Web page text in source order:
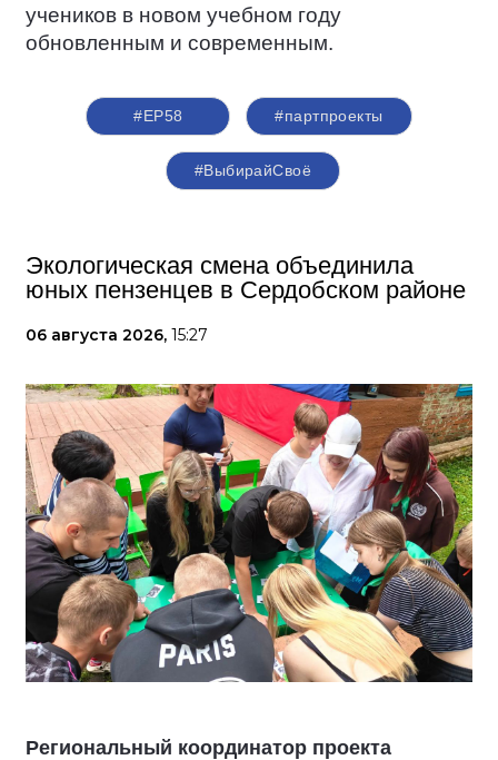
учеников в новом учебном году
обновленным и современным.
#ЕР58 #партпроекты
#ВыбирайСвоё
Экологическая смена объединила
юных пензенцев в Сердобском районе
06 августа 2026, 15:27
Региональный координатор проекта